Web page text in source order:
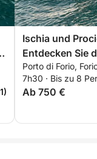
Ischia und
Entdecken Sie
mit einer
Porto di Forio,
7h30 · Bis zu 8
Ab 750 €